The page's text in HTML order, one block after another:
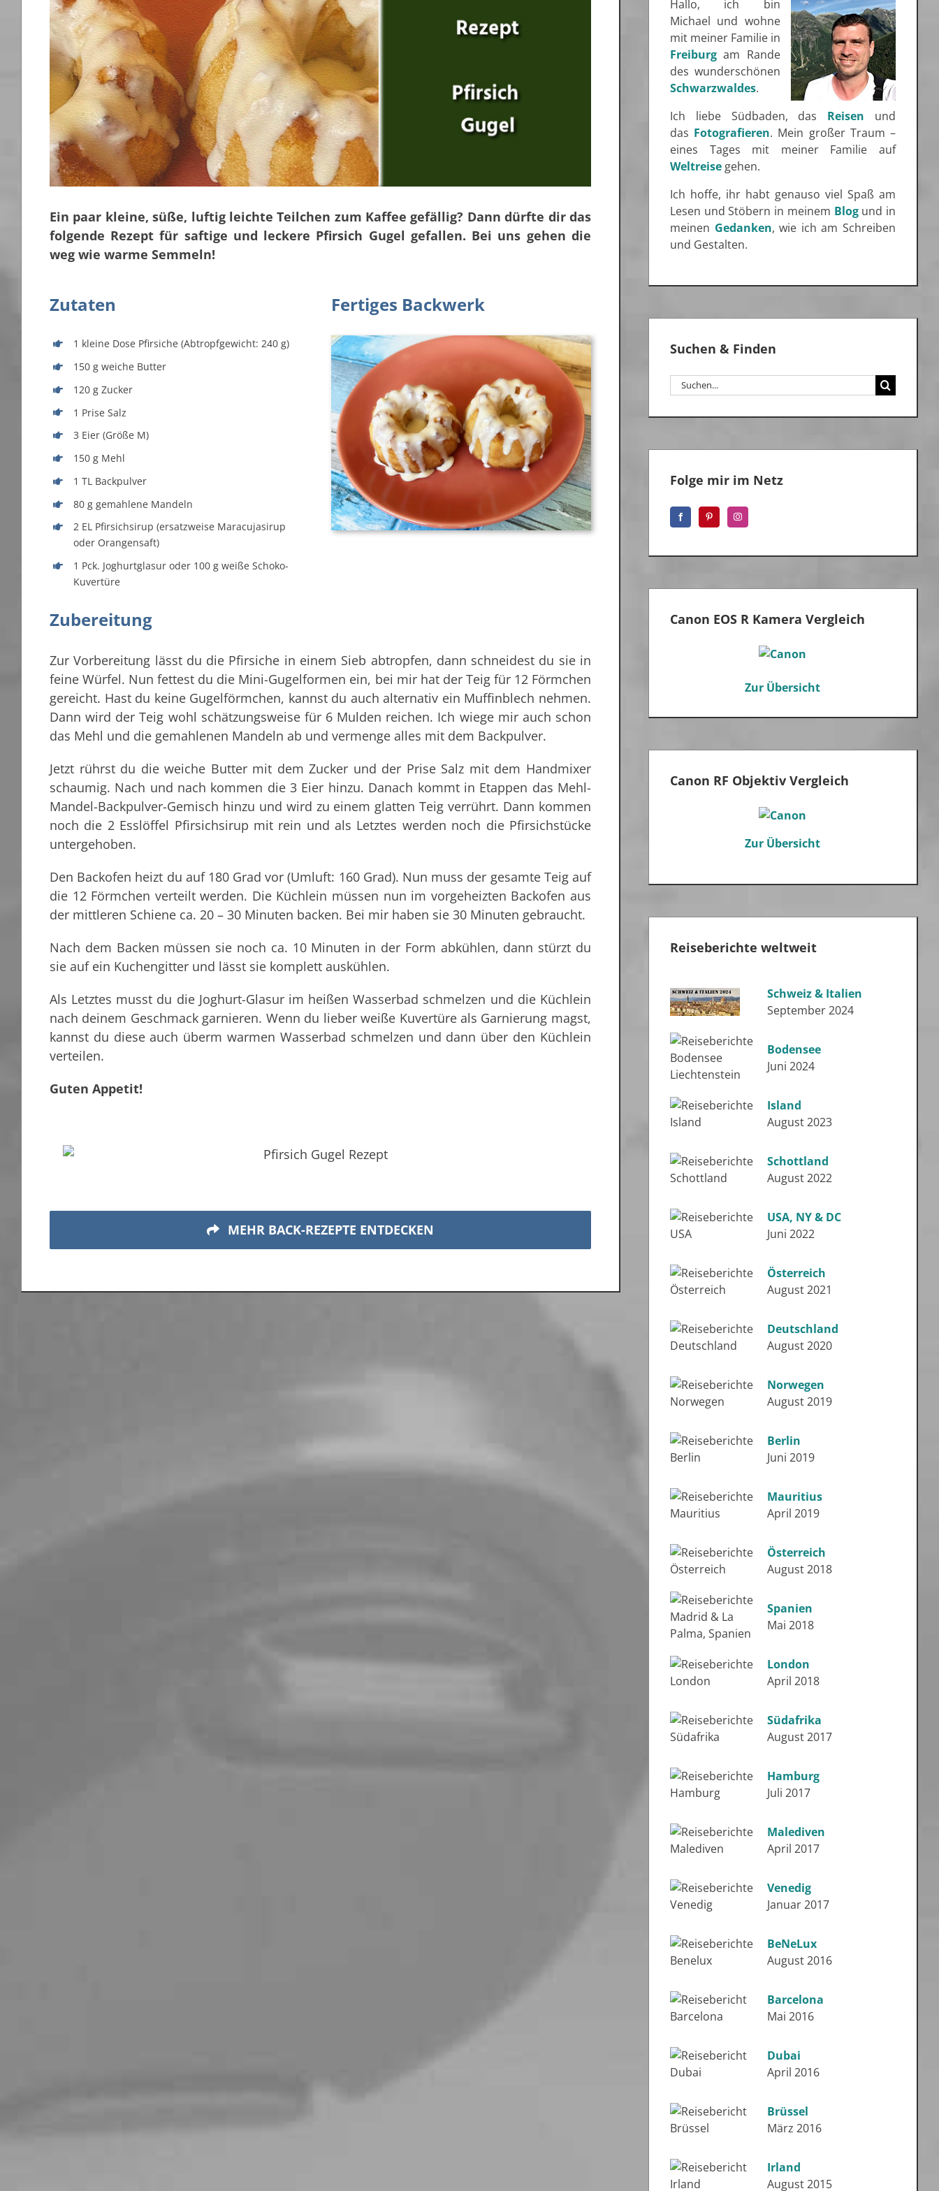
Ein paar kleine, süße, luftig leichte Teilchen zum Kaffee gefällig? Dann dürfte dir das
folgende Rezept für saftige und leckere Pfirsich Gugel gefallen. Bei uns gehen die
weg wie warme Semmeln!
Zutaten
1 kleine Dose Pfirsiche (Abtropfgewicht: 240 g)
150 g weiche Butter
120 g Zucker
1 Prise Salz
3 Eier (Größe M)
150 g Mehl
1 TL Backpulver
80 g gemahlene Mandeln
2 EL Pfirsichsirup (ersatzweise Maracujasirup
oder Orangensaft)
1 Pck. Joghurtglasur oder 100 g weiße Schoko-
Kuvertüre
Fertiges Backwerk
Zubereitung
Zur Vorbereitung lässt du die Pfirsiche in einem Sieb abtropfen, dann schneidest du sie in
feine Würfel. Nun fettest du die Mini-Gugelformen ein, bei mir hat der Teig für 12 Förmchen
gereicht. Hast du keine Gugelförmchen, kannst du auch alternativ ein Muffinblech nehmen.
Dann wird der Teig wohl schätzungsweise für 6 Mulden reichen. Ich wiege mir auch schon
das Mehl und die gemahlenen Mandeln ab und vermenge alles mit dem Backpulver.
Jetzt rührst du die weiche Butter mit dem Zucker und der Prise Salz mit dem Handmixer
schaumig. Nach und nach kommen die 3 Eier hinzu. Danach kommt in Etappen das Mehl-
Mandel-Backpulver-Gemisch hinzu und wird zu einem glatten Teig verrührt. Dann kommen
noch die 2 Esslöffel Pfirsichsirup mit rein und als Letztes werden noch die Pfirsichstücke
untergehoben.
Den Backofen heizt du auf 180 Grad vor (Umluft: 160 Grad). Nun muss der gesamte Teig auf
die 12 Förmchen verteilt werden. Die Küchlein müssen nun im vorgeheizten Backofen aus
der mittleren Schiene ca. 20 – 30 Minuten backen. Bei mir haben sie 30 Minuten gebraucht.
Nach dem Backen müssen sie noch ca. 10 Minuten in der Form abkühlen, dann stürzt du
sie auf ein Kuchengitter und lässt sie komplett auskühlen.
Als Letztes musst du die Joghurt-Glasur im heißen Wasserbad schmelzen und die Küchlein
nach deinem Geschmack garnieren. Wenn du lieber weiße Kuvertüre als Garnierung magst,
kannst du diese auch überm warmen Wasserbad schmelzen und dann über den Küchlein
verteilen.
Guten Appetit!
MEHR BACK-REZEPTE ENTDECKEN
Hallo, ich bin
Michael und wohne
mit meiner Familie in
Freiburgam Rande
des wunderschönen
Schwarzwaldes.
Ich liebe Südbaden, das Reisen und
das Fotografieren. Mein großer Traum –
eines Tages mit meiner Familie auf
Weltreisegehen.
Ich hoffe, ihr habt genauso viel Spaß am
Lesen und Stöbern in meinem Blog und in
meinen Gedanken, wie ich am Schreiben
und Gestalten.
Suchen & Finden
Suche
nach:
Folge mir im Netz
Canon EOS R Kamera Vergleich
Zur Übersicht
Canon RF Objektiv Vergleich
Zur Übersicht
Reiseberichte weltweit
Schweiz & Italien
September 2024
Bodensee
Juni 2024
Island
August 2023
Schottland
August 2022
USA, NY & DC
Juni 2022
Österreich
August 2021
Deutschland
August 2020
Norwegen
August 2019
Berlin
Juni 2019
Mauritius
April 2019
Österreich
August 2018
Spanien
Mai 2018
London
April 2018
Südafrika
August 2017
Hamburg
Juli 2017
Malediven
April 2017
Venedig
Januar 2017
BeNeLux
August 2016
Barcelona
Mai 2016
Dubai
April 2016
Brüssel
März 2016
Irland
August 2015